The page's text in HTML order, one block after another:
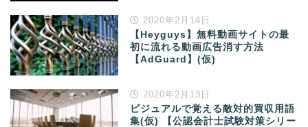
2020年2月14日
【Heyguys】無料動画サイトの最
初に流れる動画広告消す方法
【AdGuard】(仮)
2020年2月13日
ビジュアルで覚える敵対的買収用語
集(仮) 【公認会計士試験対策シリー